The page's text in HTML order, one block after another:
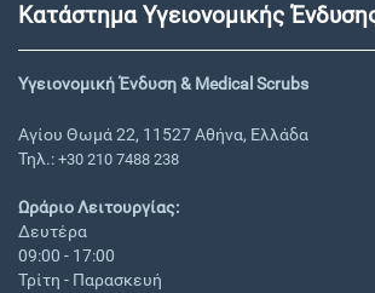
Κατάστημα Υγειονομικής
Υγειονομική Ένδυση & Medical Scrubs
Αγίου Θωμά 22, 11527 Αθήνα, Ελλάδα
Τηλ.: +30 210 7488 238
Ωράριο Λειτουργίας:
Δευτέρα
09:00 - 17:00
Τρίτη - Παρασκευή